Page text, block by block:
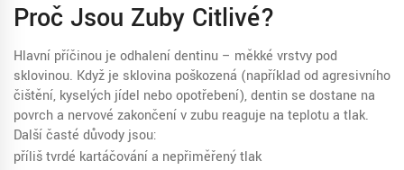
Proč Jsou Zuby Citlivé?
Hlavní příčinou je odhalení dentinu – měkké vrstvy pod
sklovinou. Když je sklovina poškozená (například od agresivního
čištění, kyselých jídel nebo opotřebení), dentin se dostane na
povrch a nervové zakončení v zubu reaguje na teplotu a tlak.
Další časté důvody jsou:
příliš tvrdé kartáčování a nepřiměřený tlak